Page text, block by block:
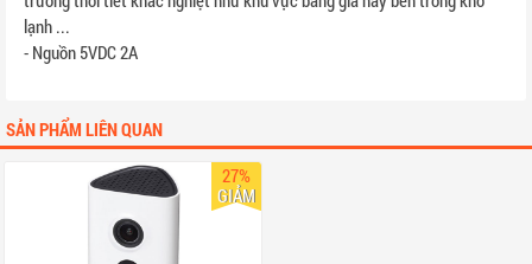
lạnh ...
- Nguồn 5VDC 2A
SẢN PHẨM LIÊN QUAN
27%
GIẢM